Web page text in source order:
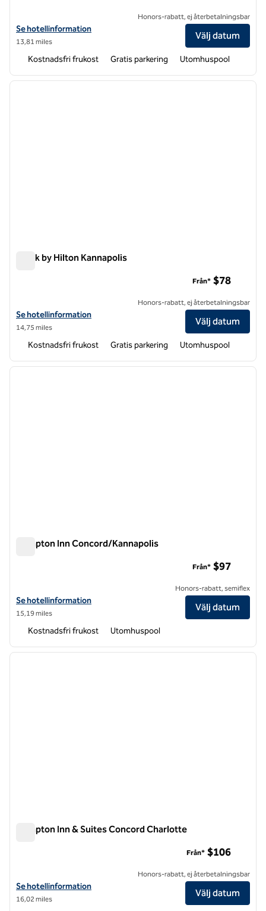
Visa hotelluppgifter för Hampton Inn Statesville
Se hotellinformation
13,81 miles
Honors-rabatt, ej återbetalningsbar
Välj datum
Kostnadsfri frukost Gratis parkering Utomhuspool
1 av 12
nästa
Spark by Hilton Kannapolis
Visa hotelluppgifter för Spark by Hilton Kannapolis
Se hotellinformation
14,75 miles
Från* $78
Honors-rabatt, ej återbetalningsbar
Välj datum
Kostnadsfri frukost Gratis parkering Utomhuspool
1 av 12
nästa
Hampton Inn Concord/Kannapolis
Visa hotelldetaljer för Hampton Inn Concord/Kannapolis
Se hotellinformation
15,19 miles
Från* $97
Honors-rabatt, semiflex
Välj datum
Kostnadsfri frukost Utomhuspool
1 av 12
nästa
Hampton Inn & Suites Concord Charlotte
Visa hotelldetaljer för Hampton Inn & Suites Concord Charlotte
Se hotellinformation
16,02 miles
Från* $106
Honors-rabatt, ej återbetalningsbar
Välj datum